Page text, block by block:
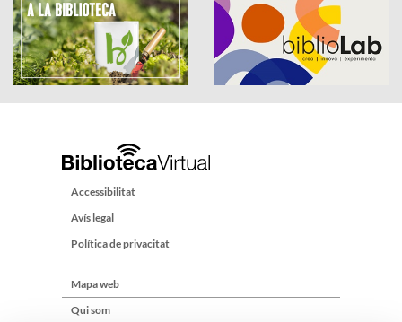
Accessibilitat
Avís legal
Política de privacitat
Mapa web
Qui som